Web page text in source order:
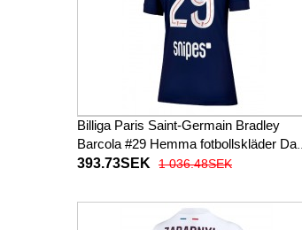
Billiga Paris Saint-Germain Bradley
Barcola #29 Hemma fotbollskläder Dam
2025-26 Kortärmad
393.73SEK 1 036.48SEK